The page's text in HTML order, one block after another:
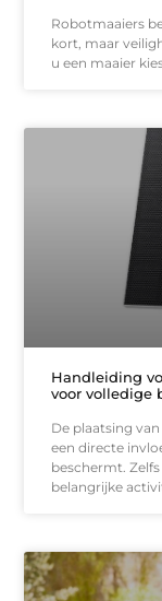
Robotmaaiers
kort, maar
u een maaier
Handleiding
voor volledige
De plaatsing
een directe
beschermt.
belangrijke